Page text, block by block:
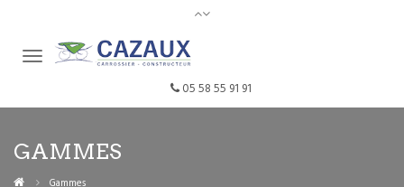
05 58 55 91 91
GAMMES
Gammes